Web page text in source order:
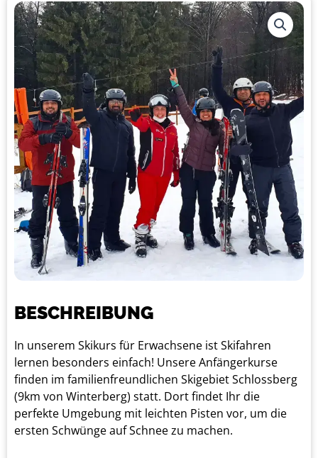
BESCHREIBUNG
In unserem Skikurs für Erwachsene ist Skifahren
lernen besonders einfach! Unsere Anfängerkurse
finden im familienfreundlichen Skigebiet Schlossberg
(9km von Winterberg) statt. Dort findet Ihr die
perfekte Umgebung mit leichten Pisten vor, um die
ersten Schwünge auf Schnee zu machen.